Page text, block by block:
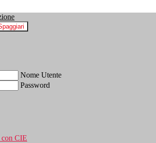
Nome Utente
Password
con CIE